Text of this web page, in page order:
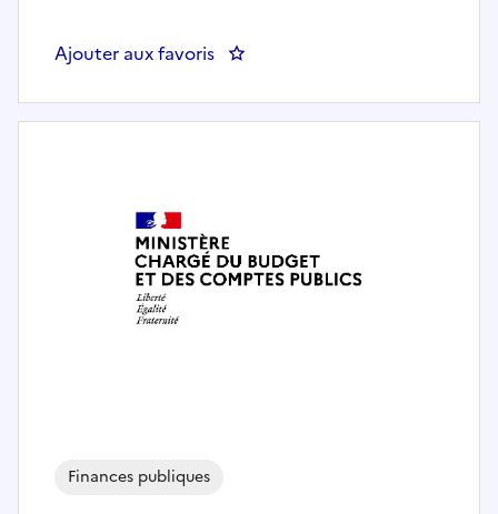
Ajouter aux favoris : Contrôleur(se) / Catégorie B –
Finances publiques